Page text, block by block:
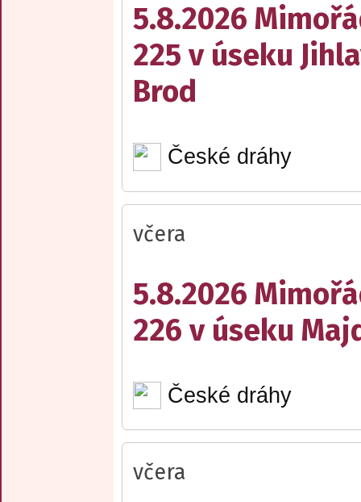
5.8.2026
225 v úseku
Brod
České dráhy
včera
5.8.2026
226 v úseku
České dráhy
včera